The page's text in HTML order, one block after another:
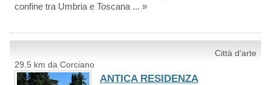
confine tra Umbria e Toscana ... »
Città d'arte
29.5 km da Corciano
ANTICA RESIDENZA